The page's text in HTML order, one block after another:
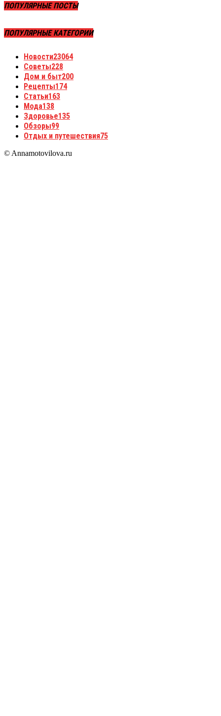
ПОПУЛЯРНЫЕ ПОСТЫ
ПОПУЛЯРНЫЕ КАТЕГОРИИ
Новости23064
Советы228
Дом и быт200
Рецепты174
Статьи163
Мода138
Здоровье135
Обзоры99
Отдых и путешествия75
© Annamotovilova.ru